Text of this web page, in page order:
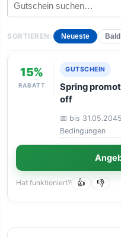
SORTIEREN: Neueste
15%
RABATT
GUTSCHEIN
Spring
off
📅 bis 31.05.2045
Bedingungen
Hat funktioniert? 👍 👎